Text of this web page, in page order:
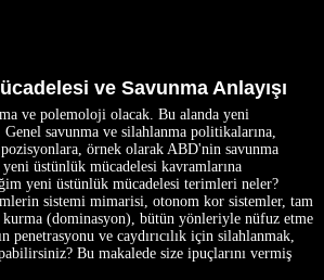
ve Savunma Anlayışı
ve polemoloji olacak. Bu alanda yeni
Genel savunma ve silahlanma politikalarına,
örnek olarak ABD'nin savunma
üstünlük mücadelesi kavramlarına
yeni üstünlük mücadelesi terimleri neler?
sistemi mimarisi, otonom kor sistemler, tam
kurma (dominasyon), bütün yönleriyle nüfuz etme
penetrasyonu ve caydırıcılık için silahlanmak,
Bu makalede size ipuçlarını vermiş